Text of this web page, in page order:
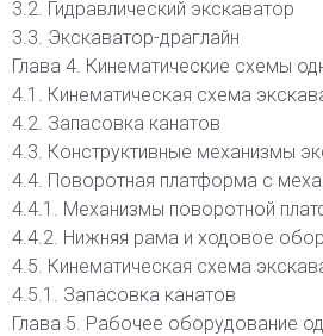
3.2. Гидравлический экскаватор
3.3. Экскаватор-драглайн
Глава 4. Кинематические схемы
4.1. Кинематическая схема
4.2. Запасовка канатов
4.3. Конструктивные механизмы
4.4. Поворотная платформа с
4.4.1. Механизмы поворотной
4.4.2. Нижняя рама и ходовое
4.5. Кинематическая схема
4.5.1. Запасовка канатов
Глава 5. Рабочее оборудование